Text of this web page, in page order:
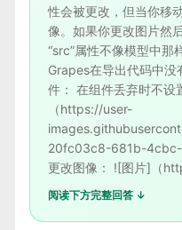
性会被更改，但当你移
像。如果你更改图片然
“src”属性不像模型中那
Grapes在导出代码中没
件： 在组件丢弃时不设
（https://user-
20fc03c8-681b-4cbc-
更改图像： ![图片]（
阅读下方完整回答 ↓